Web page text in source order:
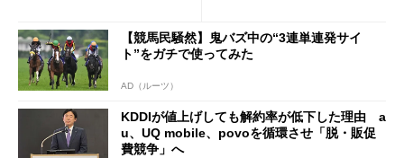
【競馬民騒然】鬼バズ中の“3連単連発サイ
ト”をガチで使ってみた
AD（ルーツ）
KDDIが値上げしても解約率が低下した理由 a
u、UQ mobile、povoを循環させ「脱・販促
費競争」へ